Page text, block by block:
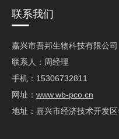
联系我们
嘉兴市吾邦生物科技有限公司
联系人：周经理
手机：15306732811
网址： www.wb-pco.cn
地址：嘉兴市经济技术开发